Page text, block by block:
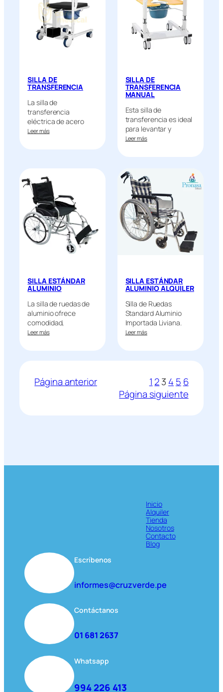
SILLA DE
TRANSFERENCIA
La silla de
transferencia
eléctrica de acero
pintado es una…
Leer más
SILLA DE
TRANSFERENCIA
MANUAL
Esta silla de
transferencia es ideal
para levantar y
depositar…
Leer más
SILLA ESTÁNDAR
ALUMINIO
La silla de ruedas de
aluminio ofrece
comodidad,
practicidad y…
Leer más
SILLA ESTÁNDAR
ALUMINIO ALQUILER
Silla de Ruedas
Standard Aluminio
Importada Liviana.
Leer más
Página anterior 1 23 4 5 6
Página siguiente
Inicio
Alquiler
Tienda
Nosotros
Contacto
Blog
Escríbenos
informes@cruzverde.pe
Contáctanos
01 681 2637
Whatsapp
994 226 413